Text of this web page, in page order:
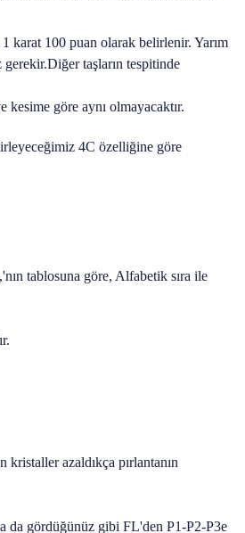
1 karat 100 puan olarak belirlenir. Yarım
gerekir.Diğer taşların tespitinde
kesime göre aynı olmayacaktır.
4C özelliğine göre
tablosuna göre, Alfabetik sıra ile
azaldıkça pırlantanın
da gördüğünüz gibi FL'den P1-P2-P3e